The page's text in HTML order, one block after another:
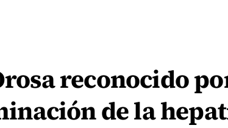
reconocido
de la